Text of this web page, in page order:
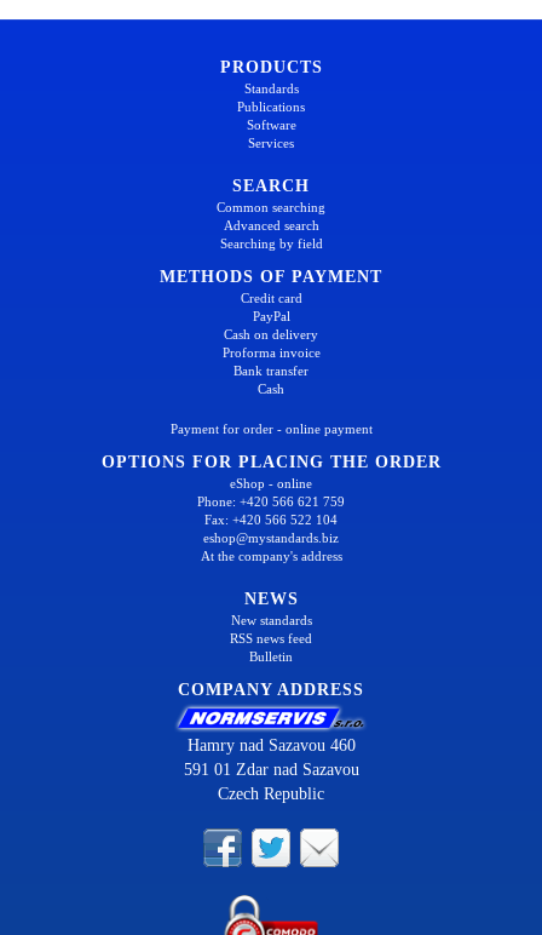
PRODUCTS
Standards
Publications
Software
Services
SEARCH
Common searching
Advanced search
Searching by field
METHODS OF PAYMENT
Credit card
PayPal
Cash on delivery
Proforma invoice
Bank transfer
Cash
Payment for order - online payment
OPTIONS FOR PLACING THE ORDER
eShop - online
Phone: +420 566 621 759
Fax: +420 566 522 104
eshop@mystandards.biz
At the company's address
NEWS
New standards
RSS news feed
Bulletin
COMPANY ADDRESS
Hamry nad Sazavou 460
591 01 Zdar nad Sazavou
Czech Republic